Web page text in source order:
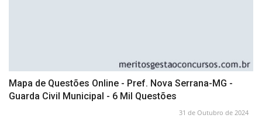
Mapa de Questões Online - Pref. Nova Serrana-MG -
Guarda Civil Municipal - 6 Mil Questões
31 de Outubro de 2024